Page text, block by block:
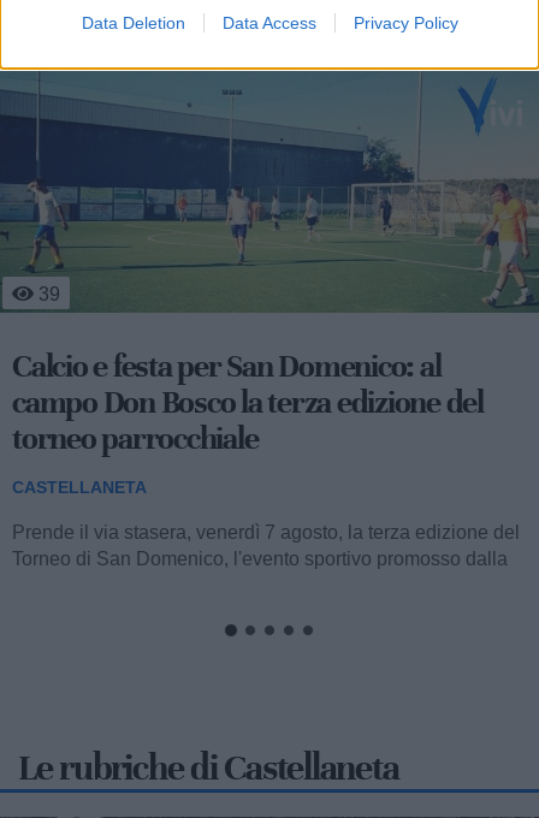
Data Deletion Data Access Privacy Policy
Le ultime notizie di Castellaneta
388
Occhiali da sole in dono ai bambini della
Pediatria del San Pio
CASTELLANETA
Stamane, nella struttura semplice di Pediatria dell’ospedale
San Pio di Castellaneta, sono stati donati occhiali da sole ai
bambini in cura....
Le rubriche di Castellaneta